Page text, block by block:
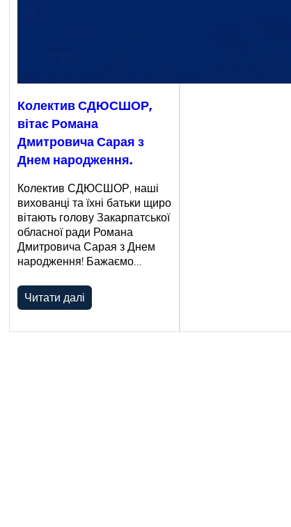
Колектив СДЮСШОР,
вітає Романа
Дмитровича Сарая з
Днем народження.
Колектив СДЮСШОР, наші
вихованці та їхні батьки щиро
вітають голову Закарпатської
обласної ради Романа
Дмитровича Сарая з Днем
народження! Бажаємо…
Читати далі